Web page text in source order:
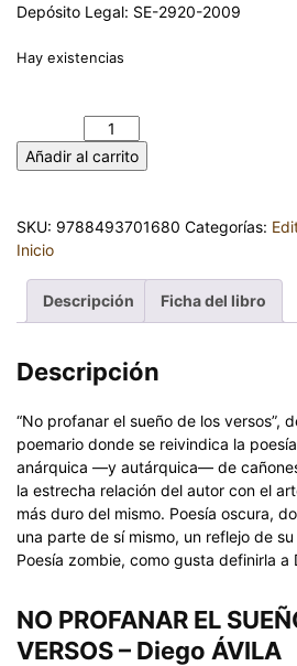
Depósito Legal: SE-2920-2009
Hay existencias
Añadir al carrito
SKU: 9788493701680 Categorías:
Inicio
Descripción Ficha del libro
Descripción
“No profanar el sueño de los versos”,
poemario donde se reivindica la
anárquica —y autárquica— de
la estrecha relación del autor con el
más duro del mismo. Poesía oscura,
una parte de sí mismo, un reflejo de
Poesía zombie, como gusta definirla a
NO PROFANAR EL
VERSOS – Diego ÁVILA